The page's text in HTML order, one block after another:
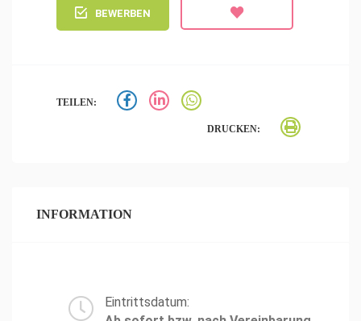
BEWERBEN
TEILEN:
DRUCKEN:
INFORMATION
Eintrittsdatum: